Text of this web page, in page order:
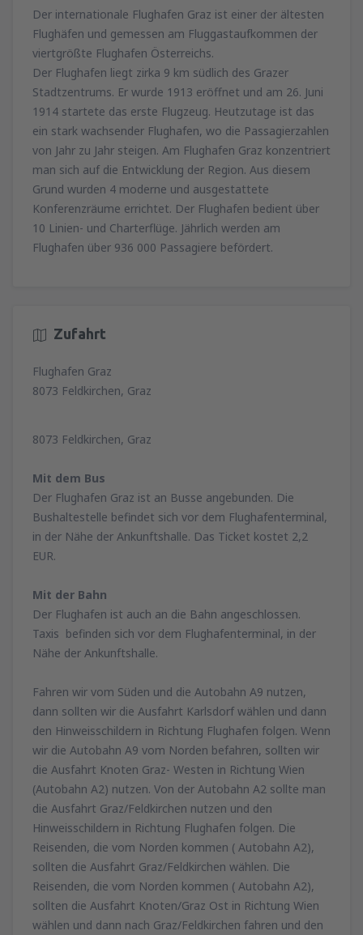
vonKlagenfurt, Klagenfurt Airport (KLU)
60EUR
vonWien, Schwechat (VIE)
AB 45EUR
Der internationale Flughafen Graz ist einer der ältesten
Flughäfen und gemessen am Fluggastaufkommen der
viertgrößte Flughafen Österreichs.
Der Flughafen liegt zirka 9 km südlich des Grazer
Stadtzentrums. Er wurde 1913 eröffnet und am 26. Juni
1914 startete das erste Flugzeug. Heutzutage ist das
ein stark wachsender Flughafen, wo die Passagierzahlen
von Jahr zu Jahr steigen. Am Flughafen Graz konzentriert
man sich auf die Entwicklung der Region. Aus diesem
Grund wurden 4 moderne und ausgestattete
Konferenzräume errichtet. Der Flughafen bedient über
10 Linien- und Charterflüge. Jährlich werden am
Flughafen über 936 000 Passagiere befördert.
Zufahrt
Flughafen Graz
8073 Feldkirchen, Graz
8073 Feldkirchen, Graz
Mit dem Bus
Der Flughafen Graz ist an Busse angebunden. Die
Bushaltestelle befindet sich vor dem Flughafenterminal,
in der Nähe der Ankunftshalle. Das Ticket kostet 2,2
EUR.
Mit der Bahn
Der Flughafen ist auch an die Bahn angeschlossen.
Taxis befinden sich vor dem Flughafenterminal, in der
Nähe der Ankunftshalle.
Fahren wir vom Süden und die Autobahn A9 nutzen,
dann sollten wir die Ausfahrt Karlsdorf wählen und dann
den Hinweisschildern in Richtung Flughafen folgen. Wenn
wir die Autobahn A9 vom Norden befahren, sollten wir
die Ausfahrt Knoten Graz- Westen in Richtung Wien
(Autobahn A2) nutzen. Von der Autobahn A2 sollte man
die Ausfahrt Graz/Feldkirchen nutzen und den
Hinweisschildern in Richtung Flughafen folgen. Die
Reisenden, die vom Norden kommen ( Autobahn A2),
sollten die Ausfahrt Graz/Feldkirchen wählen. Die
Reisenden, die vom Norden kommen ( Autobahn A2),
sollten die Ausfahrt Knoten/Graz Ost in Richtung Wien
wählen und dann nach Graz/Feldkirchen fahren und den